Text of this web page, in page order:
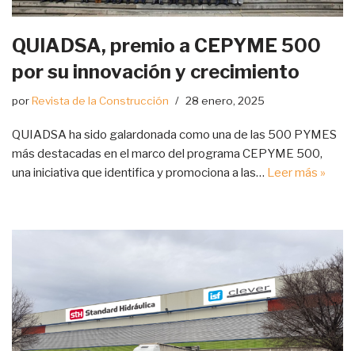
QUIADSA, premio a CEPYME 500
por su innovación y crecimiento
porRevista de la Construcción 28 enero, 2025
QUIADSA ha sido galardonada como una de las 500 PYMES
más destacadas en el marco del programa CEPYME 500,
una iniciativa que identifica y promociona a las… Leer más »